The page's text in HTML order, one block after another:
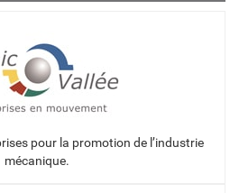
pour la promotion de l’industrie
mécanique.